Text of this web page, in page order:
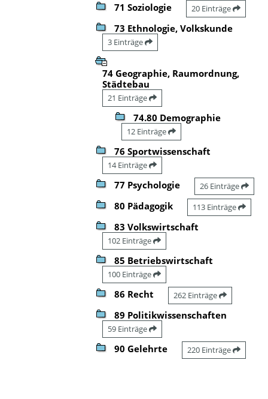
71 Soziologie 20 Einträge
73 Ethnologie, Volkskunde
3 Einträge
74 Geographie, Raumordnung,
Städtebau
21 Einträge
74.80 Demographie
12 Einträge
76 Sportwissenschaft
14 Einträge
77 Psychologie 26 Einträge
80 Pädagogik 113 Einträge
83 Volkswirtschaft
102 Einträge
85 Betriebswirtschaft
100 Einträge
86 Recht 262 Einträge
89 Politikwissenschaften
59 Einträge
90 Gelehrte 220 Einträge